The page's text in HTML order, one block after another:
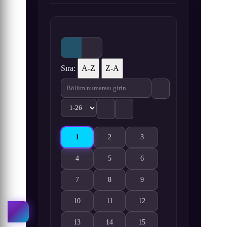
Sıra: A-Z Z-A
1
Koukaku Kidoutai: Stand Alone Complex 2nd
2Koukaku Kidoutai: Stand Alone
3Koukaku Kidoutai: Stand
4Koukaku Kidoutai: Stand Alone Complex 2nd GIG
5Koukaku Kidoutai: Stand Alone
6Koukaku Kidoutai: Stand
7
Koukaku Kidoutai: Stand Alone Complex 2nd GIG
8Koukaku Kidoutai: Stand Alone
9Koukaku Kidoutai: Stand
10Koukaku Kidoutai: Stand Alone Complex 2nd GIG
11Koukaku Kidoutai: Stand Alone
12Koukaku Kidoutai: Stand
13 14 15